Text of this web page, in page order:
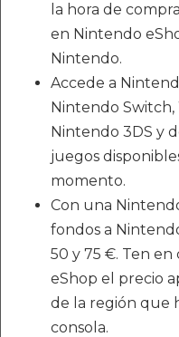
la hora de
en Nintendo
Nintendo.
Accede a
Nintendo Switch,
Nintendo 3DS y
juegos
momento.
Con una
fondos a
50 y 75 €. Ten
eShop el precio
de la región que
consola.